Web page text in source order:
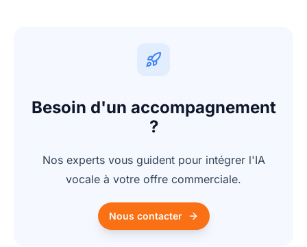
Besoin d'un accompagnement
?
Nos experts vous guident pour intégrer l'IA
vocale à votre offre commerciale.
Nous contacter